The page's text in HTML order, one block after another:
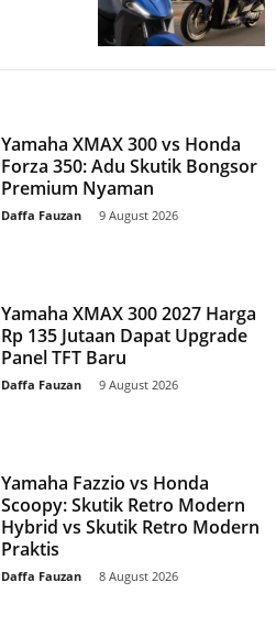
Yamaha XMAX 300 vs Honda
Forza 350: Adu Skutik Bongsor
Premium Nyaman
Daffa Fauzan 9 August 2026
Yamaha XMAX 300 2027 Harga
Rp 135 Jutaan Dapat Upgrade
Panel TFT Baru
Daffa Fauzan 9 August 2026
Yamaha Fazzio vs Honda
Scoopy: Skutik Retro Modern
Hybrid vs Skutik Retro Modern
Praktis
Daffa Fauzan 8 August 2026